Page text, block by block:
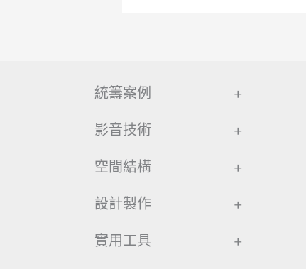
統籌案例 +
影音技術 +
空間結構 +
設計製作 +
實用工具 +